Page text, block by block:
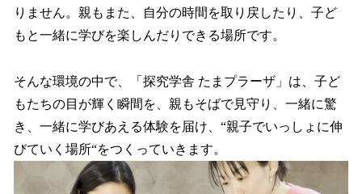
りません。親もまた、自分の時間を取り戻したり、子ど
もと一緒に学びを楽しんだりできる場所です。
そんな環境の中で、「探究学舎 たまプラーザ」は、子ど
もたちの目が輝く瞬間を、親もそばで見守り、一緒に驚
き、一緒に学びあえる体験を届け、“親子でいっしょに伸
びていく場所“をつくっていきます。